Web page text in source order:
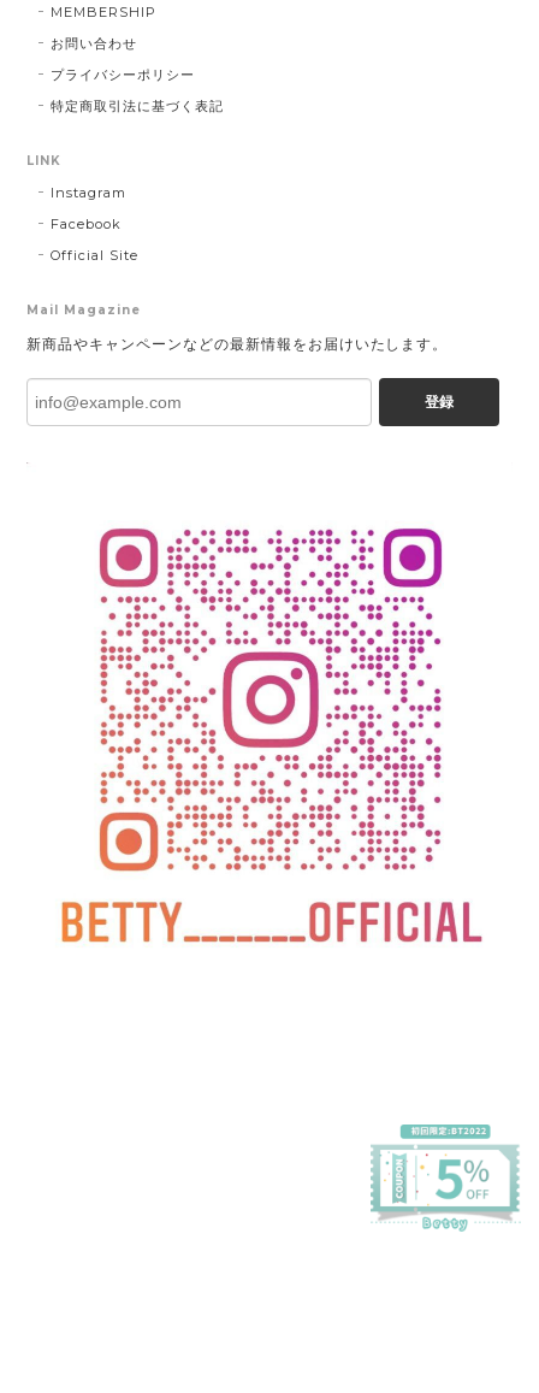
MEMBERSHIP
お問い合わせ
プライバシーポリシー
特定商取引法に基づく表記
LINK
Instagram
Facebook
Official Site
Mail Magazine
新商品やキャンペーンなどの最新情報をお届けいたします。
登録